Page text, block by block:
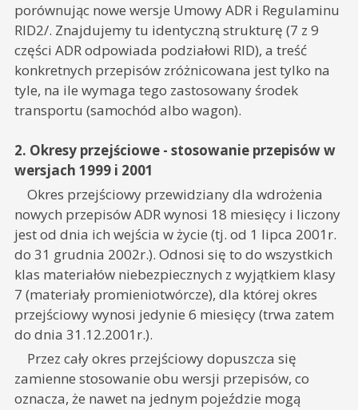
porównując nowe wersje Umowy ADR i Regulaminu
RID2/. Znajdujemy tu identyczną strukturę (7 z 9
części ADR odpowiada podziałowi RID), a treść
konkretnych przepisów zróżnicowana jest tylko na
tyle, na ile wymaga tego zastosowany środek
transportu (samochód albo wagon).
2. Okresy przejściowe - stosowanie przepisów w
wersjach 1999 i 2001
Okres przejściowy przewidziany dla wdrożenia
nowych przepisów ADR wynosi 18 miesięcy i liczony
jest od dnia ich wejścia w życie (tj. od 1 lipca 2001r.
do 31 grudnia 2002r.). Odnosi się to do wszystkich
klas materiałów niebezpiecznych z wyjątkiem klasy
7 (materiały promieniotwórcze), dla której okres
przejściowy wynosi jedynie 6 miesięcy (trwa zatem
do dnia 31.12.2001r.).
Przez cały okres przejściowy dopuszcza się
zamienne stosowanie obu wersji przepisów, co
oznacza, że nawet na jednym pojeździe mogą